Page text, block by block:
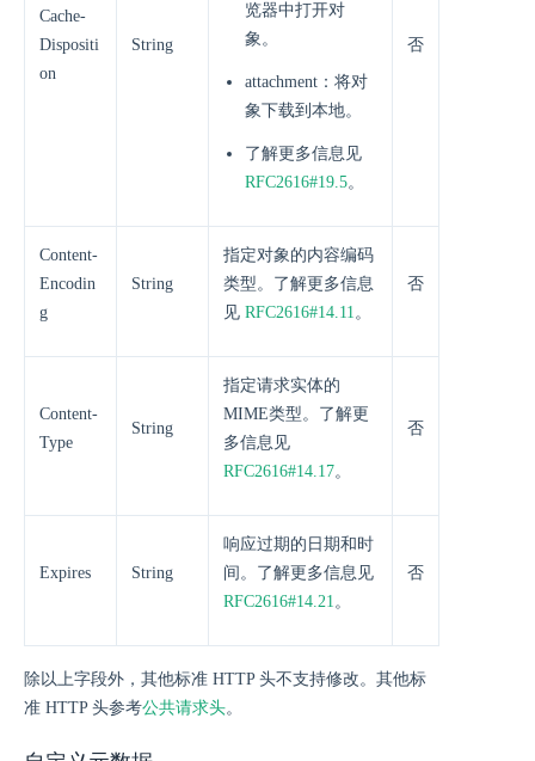
Cache-
Dispositi
on
String
览器中打开对
象。
attachment：将对
象下载到本地。
了解更多信息见
RFC2616#19.5。
否
Content-
Encodin
g
String
指定对象的内容编码
类型。了解更多信息
见 RFC2616#14.11。
否
Content-
Type
String
指定请求实体的
MIME类型。了解更
多信息见
RFC2616#14.17。
否
Expires String
响应过期的日期和时
间。了解更多信息见
RFC2616#14.21。
否
除以上字段外，其他标准 HTTP 头不支持修改。其他标
准 HTTP 头参考公共请求头。